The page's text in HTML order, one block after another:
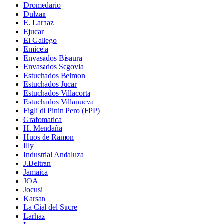
Dromedario
Dulzan
E. Larhaz
Ejucar
El Gallego
Emicela
Envasados Bisaura
Envasados Segovia
Estuchados Belmon
Estuchados Jucar
Estuchados Villacorta
Estuchados Villanueva
Figli di Pinin Pero (FPP)
Grafomatica
H. Mendaña
Huos de Ramon
Illy
Industrial Andaluza
J.Beltran
Jamaica
JOA
Jocusi
Karsan
La Cial del Sucre
Larhaz